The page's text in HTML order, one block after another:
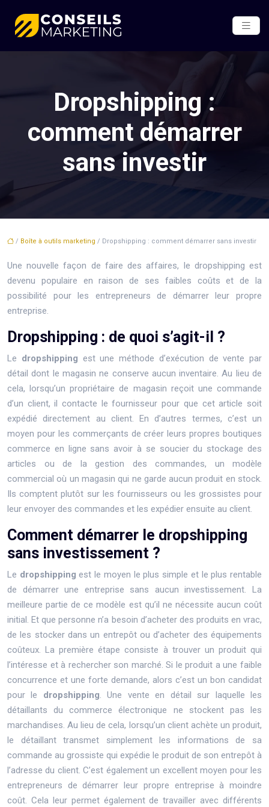
Dropshipping :
comment démarrer
sans investir
/ Boîte à outils marketing / Dropshipping : comment démarrer sans investir
Une nouvelle façon de faire des affaires, le dropshipping est
devenu populaire en raison de ses faibles coûts et de la
possibilité pour les entrepreneurs de démarrer leur propre
entreprise.
Dropshipping : de quoi s’agit-il ?
Le dropshipping est une méthode d’exécution de vente par
détail dont le magasin ne conserve aucun inventaire. Au lieu de
cela, lorsqu’un propriétaire de magasin reçoit une commande
d’un client, il contacte le fournisseur pour que cet article soit
expédié directement au client. En d’autres termes, c’est un
moyen pour les commerçants de créer leurs propres boutiques
commerce en ligne sans avoir à se soucier du stockage des
articles ou de la gestion des commandes, un modèle
commercial où un magasin qui ne garde aucun produit en stock.
Ils comptent plutôt sur les fournisseurs ou les grossistes pour
leur envoyer des commandes et les expédier ensuite au client.
Comment démarrer le dropshipping
sans investissement ?
Le dropshipping est le moyen le plus simple et le plus rentable
de démarrer une entreprise sans aucun investissement. La
meilleure partie de ce modèle est qu’il ne nécessite aucun coût
initial. Et que personne n’a besoin d’acheter des produits en vrac,
de les stocker dans un entrepôt ou d’acheter des équipements
coûteux. La première étape consiste à trouver un produit qui
l’intéresse et à rechercher son marché. Si le produit a une faible
concurrence et une forte demande, alors c’est un bon candidat
pour le dropshipping. Une vente en détail sur laquelle les
détaillants du commerce électronique ne stockent pas les
marchandises. Au lieu de cela, lorsqu’un client achète un produit,
le détaillant transmet simplement les informations de sa
commande au grossiste qui expédie le produit de son entrepôt à
l’adresse du client. C’est également un excellent moyen pour les
entrepreneurs de démarrer leur propre entreprise à moindre
coût. Cela leur permet également de travailler avec différents